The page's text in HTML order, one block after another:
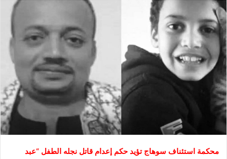
محكمة استئناف سوهاج تؤيد حكم إعدام قاتل نجله الطفل “عبد